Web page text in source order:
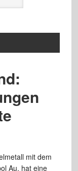
mit dem
Au, hat eine